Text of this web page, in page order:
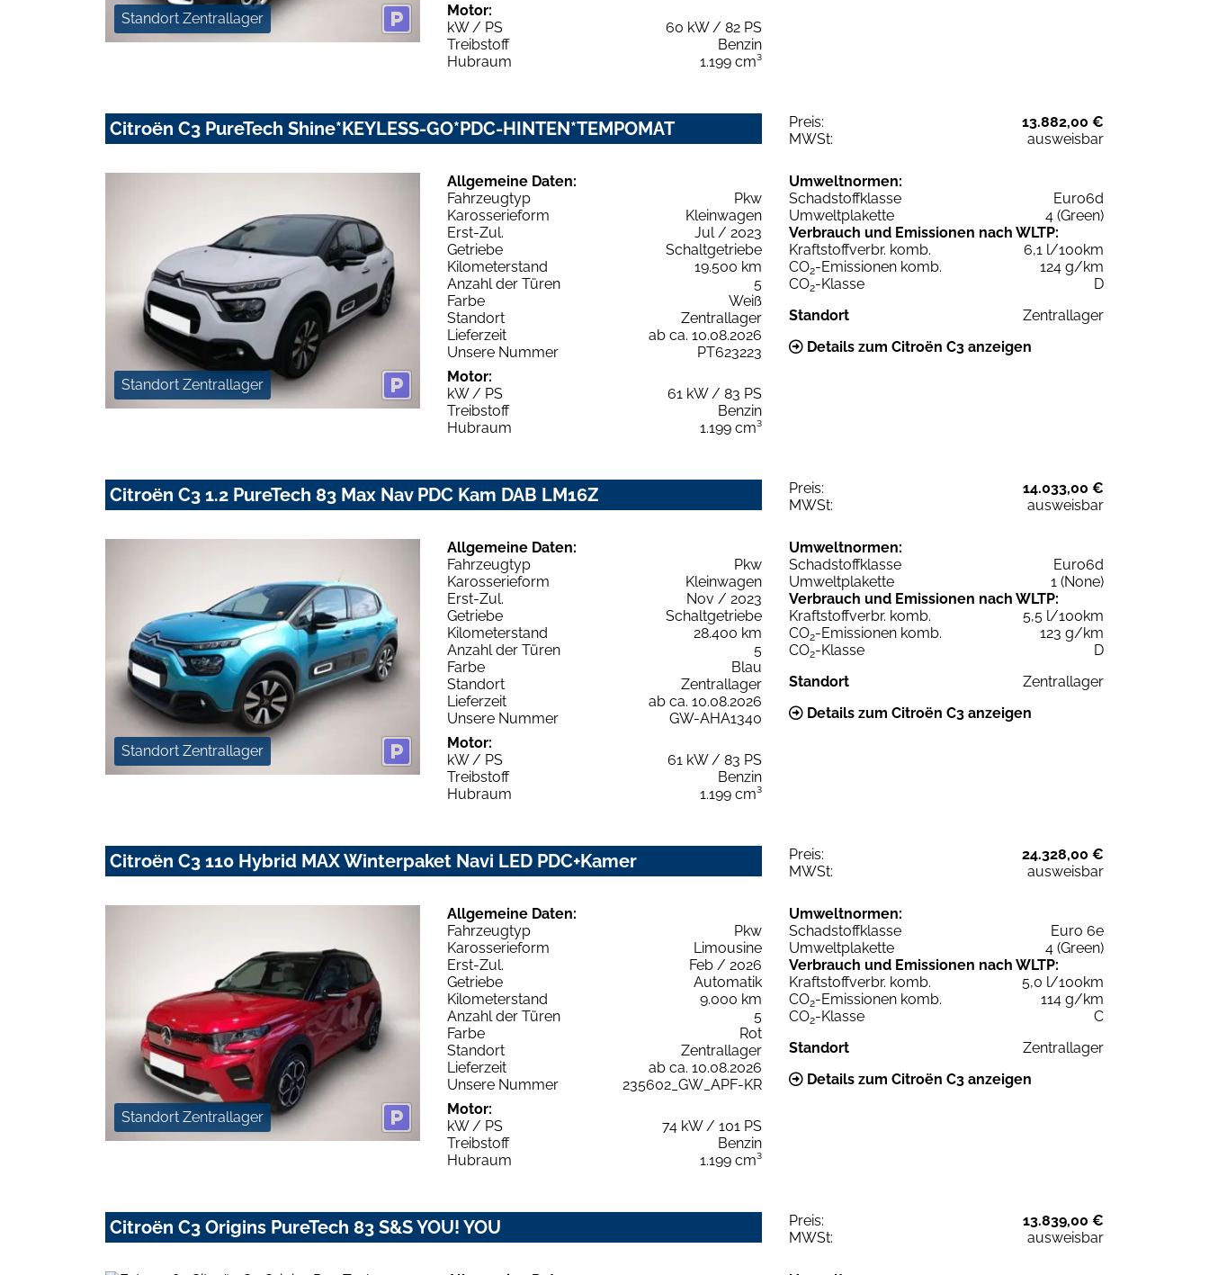
Standort Zentrallager
Motor:
kW / PS
60 kW / 82 PS
Treibstoff
Benzin
Hubraum
1.199 cm³
Citroën C3 PureTech Shine*KEYLESS-GO*PDC-HINTEN*TEMPOMAT Preis:
13.882,00 €
MWSt:
ausweisbar
Standort Zentrallager
Allgemeine Daten:
Fahrzeugtyp
Pkw
Karosserieform
Kleinwagen
Erst-Zul.
Jul / 2023
Getriebe
Schaltgetriebe
Kilometerstand
19.500 km
Anzahl der Türen
5
Farbe
Weiß
Standort
Zentrallager
Lieferzeit
ab ca. 10.08.2026
Unsere Nummer
PT623223
Motor:
kW / PS
61 kW / 83 PS
Treibstoff
Benzin
Hubraum
1.199 cm³
Umweltnormen:
Schadstoffklasse
Euro6d
Umweltplakette
4 (Green)
Verbrauch und Emissionen nach WLTP:
Kraftstoffverbr. komb.
6,1 l/100km
CO2-Emissionen komb.
124 g/km
CO2-Klasse
D
Standort
Zentrallager
Details zum Citroën C3 anzeigen
Citroën C3 1.2 PureTech 83 Max Nav PDC Kam DAB LM16Z Preis:
14.033,00 €
MWSt:
ausweisbar
Standort Zentrallager
Allgemeine Daten:
Fahrzeugtyp
Pkw
Karosserieform
Kleinwagen
Erst-Zul.
Nov / 2023
Getriebe
Schaltgetriebe
Kilometerstand
28.400 km
Anzahl der Türen
5
Farbe
Blau
Standort
Zentrallager
Lieferzeit
ab ca. 10.08.2026
Unsere Nummer
GW-AHA1340
Motor:
kW / PS
61 kW / 83 PS
Treibstoff
Benzin
Hubraum
1.199 cm³
Umweltnormen:
Schadstoffklasse
Euro6d
Umweltplakette
1 (None)
Verbrauch und Emissionen nach WLTP:
Kraftstoffverbr. komb.
5,5 l/100km
CO2-Emissionen komb.
123 g/km
CO2-Klasse
D
Standort
Zentrallager
Details zum Citroën C3 anzeigen
Citroën C3 110 Hybrid MAX Winterpaket Navi LED PDC+Kamer Preis:
24.328,00 €
MWSt:
ausweisbar
Standort Zentrallager
Allgemeine Daten:
Fahrzeugtyp
Pkw
Karosserieform
Limousine
Erst-Zul.
Feb / 2026
Getriebe
Automatik
Kilometerstand
9.000 km
Anzahl der Türen
5
Farbe
Rot
Standort
Zentrallager
Lieferzeit
ab ca. 10.08.2026
Unsere Nummer
235602_GW_APF-KR
Motor:
kW / PS
74 kW / 101 PS
Treibstoff
Benzin
Hubraum
1.199 cm³
Umweltnormen:
Schadstoffklasse
Euro 6e
Umweltplakette
4 (Green)
Verbrauch und Emissionen nach WLTP:
Kraftstoffverbr. komb.
5,0 l/100km
CO2-Emissionen komb.
114 g/km
CO2-Klasse
C
Standort
Zentrallager
Details zum Citroën C3 anzeigen
Citroën C3 Origins PureTech 83 S&S YOU! YOU Preis:
13.839,00 €
MWSt:
ausweisbar